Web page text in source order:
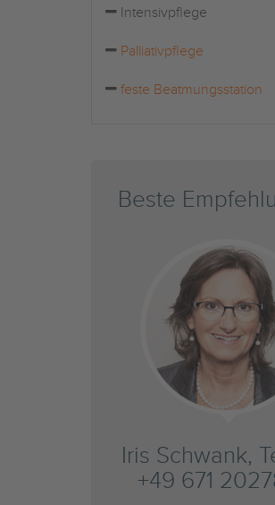
Intensivpflege
Palliativpflege
feste Beatmungsstation
Beste
Iris Schwank,
+49 671